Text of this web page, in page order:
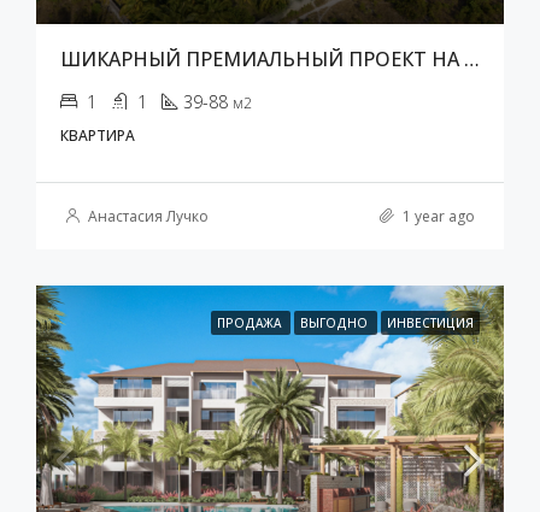
ШИКАРНЫЙ ПРЕМИАЛЬНЫЙ ПРОЕКТ НА ЗАНЗИБАРЕ
1 1 39-88 м2
КВАРТИРА
Анастасия Лучко 1 year ago
ПРОДАЖА ВЫГОДНО ИНВЕСТИЦИЯ